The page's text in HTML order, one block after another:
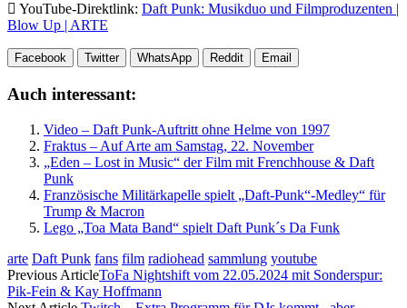
YouTube-Direktlink: Daft Punk: Musikduo und Filmproduzenten |
Blow Up | ARTE
Facebook Twitter WhatsApp Reddit Email
Auch interessant:
Video – Daft Punk-Auftritt ohne Helme von 1997
Fraktus – Auf Arte am Samstag, 22. November
„Eden – Lost in Music“ der Film mit Frenchhouse & Daft
Punk
Französische Militärkapelle spielt „Daft-Punk“-Medley“ für
Trump & Macron
Lego „Toa Mata Band“ spielt Daft Punk´s Da Funk
arte Daft Punk fans film radiohead sammlung youtube
Previous ArticleToFa Nightshift vom 22.05.2024 mit Sonderspur:
Pik-Fein & Kay Hoffmann